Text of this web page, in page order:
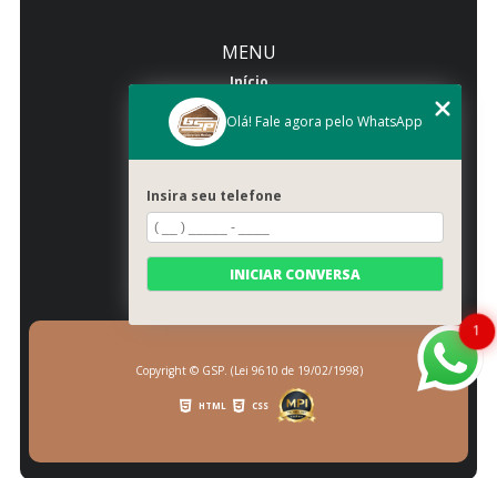
MENU
Início
Quem somos
Galeria
Categorias
Contato
Mapa do site
Copyright © GSP. (Lei 9610 de 19/02/1998)
HTML CSS
1
Olá! Fale agora pelo WhatsApp
Insira seu telefone
INICIAR CONVERSA